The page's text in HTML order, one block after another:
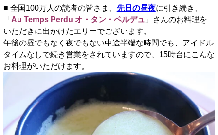
■ 全国100万人の読者の皆さま、 先日の昼夜に引き続き、
「 Au Temps Perdu オ・タン・ペルデュ 」さんのお料理を
いただきに出かけたエリーでございます。
午後の昼でもなく夜でもない中途半端な時間でも、アイドル
タイムなしで続き営業をされていますので、15時台にこんな
お料理がいただけます。